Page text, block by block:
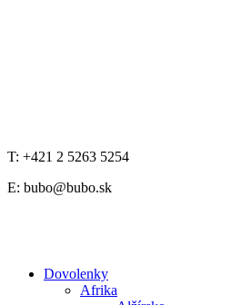
T: +421 2 5263 5254
E: bubo@bubo.sk
Dovolenky
Afrika